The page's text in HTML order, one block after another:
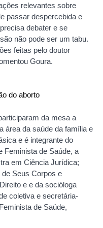
relevantes sobre
passar despercebida e
debater e se
não pode ser um tabu.
feitas pelo doutor
Goura.
da mesa a
área da saúde da família e
e é integrante do
Feminista de Saúde, a
em Ciência Jurídica;
Seus Corpos e
e e da socióloga
coletiva e secretária-
de Saúde,